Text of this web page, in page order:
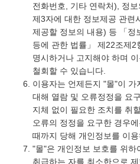
전화번호, 기타 연락처), 정
제3자에 대한 정보제공 관련
제공할 정보의 내용) 등 「정
등에 관한 법률」 제22조제2
명시하거나 고지해야 하며
철회할 수 있습니다.
이용자는 언제든지 "몰"이
대해 열람 및 오류정정을 요
지체 없이 필요한 조치를 취
오류의 정정을 요구한 경우
때까지 당해 개인정보를 이용
"몰"은 개인정보 보호를 위하
취급하는 자를 최소한으로